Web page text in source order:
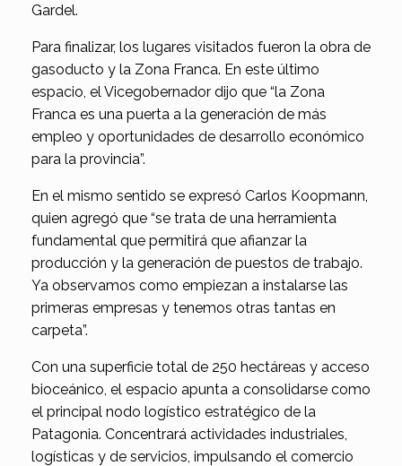
Gardel.
Para finalizar, los lugares visitados fueron la obra de
gasoducto y la Zona Franca. En este último
espacio, el Vicegobernador dijo que “la Zona
Franca es una puerta a la generación de más
empleo y oportunidades de desarrollo económico
para la provincia”.
En el mismo sentido se expresó Carlos Koopmann,
quien agregó que “se trata de una herramienta
fundamental que permitirá que afianzar la
producción y la generación de puestos de trabajo.
Ya observamos como empiezan a instalarse las
primeras empresas y tenemos otras tantas en
carpeta”.
Con una superficie total de 250 hectáreas y acceso
bioceánico, el espacio apunta a consolidarse como
el principal nodo logístico estratégico de la
Patagonia. Concentrará actividades industriales,
logísticas y de servicios, impulsando el comercio